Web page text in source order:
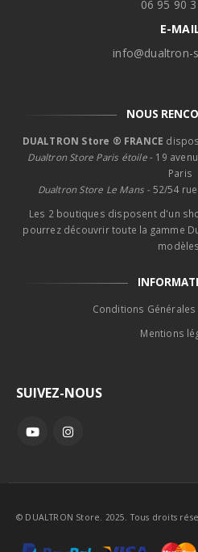
06 95 90
E-
info@dualtron-
NOUS
DUALTRON Store ® FRANCE
Dualtron Store Paris étoile- 19
Paris
Dualtron Store Le Mans - 52/54
Les 2 boutiques disposent d'un
pourrez découvrir toute la gamme
Conditions Générales
Mentions
SUIVEZ-NOUS
© DUALTRON Store. 2025. Tous droits